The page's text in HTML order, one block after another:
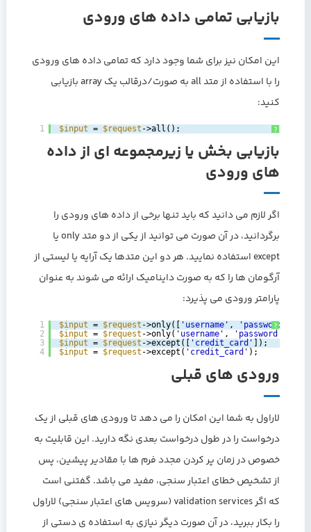
بازیابی تمامی داده های ورودی
این امکان نیز برای شما وجود دارد که تمامی داده های ورودی
را با استفاده از متد all به صورت/درقالب یک array بازیابی
کنید:
?
1 $input = $request ->all();
بازیابی بخش یا زیرمجموعه ای از داده
های ورودی
اگر لازم می دانید که باید تنها برخی از داده های ورودی را
برگردانید، در آن صورت می توانید از یکی از دو متد only یا
except استفاده نمایید. هر دو این متدها یک آرایه یا لیستی از
آرگومان ها را که به صورت داینامیک ارائه می شوند به عنوان
پارامتر ورودی می پذیرد:
?
1
2
3
4
$input = $request ->only([ 'username' , 'password'
$input = $request ->only( 'username' , 'password'
$input = $request ->except([ 'credit_card'
]);
$input = $request ->except( 'credit_card' );
ورودی های قبلی
لاراول به شما این امکان را می دهد تا ورودی های قبلی از یک
درخواست را در طول درخواست بعدی نگه دارید. این قابلیت به
خصوص در زمان پر کردن مجدد فرم ها با مقادیر پیشین، پس
از تشخیص خطای اعتبار سنجی، مفید می باشد. گفتنی است
که اگر validation services (سرویس های اعتبار سنجی) لاراول
را بکار ببرید، در آن صورت دیگر نیازی به استفاده ی دستی از